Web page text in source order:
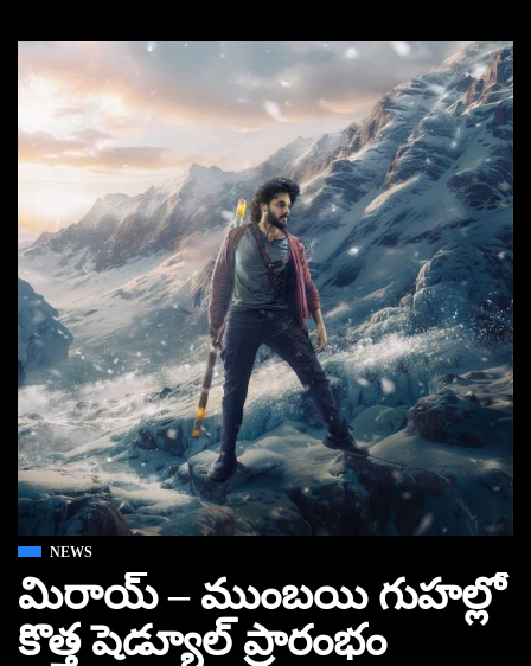
NEWS
మిరాయ్ – ముంబయి గుహల్లో
కొత్త షెడ్యూల్‌ ప్రారంభం